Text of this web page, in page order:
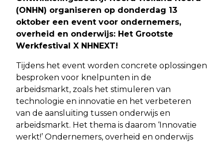
(ONHN) organiseren op donderdag 13
oktober een event voor ondernemers,
overheid en onderwijs: Het Grootste
Werkfestival X NHNEXT!
Tijdens het event worden concrete oplossingen
besproken voor knelpunten in de
arbeidsmarkt, zoals het stimuleren van
technologie en innovatie en het verbeteren
van de aansluiting tussen onderwijs en
arbeidsmarkt. Het thema is daarom ‘Innovatie
werkt!’ Ondernemers, overheid en onderwijs